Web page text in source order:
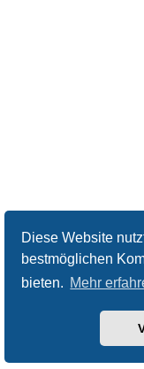
Diese Website
bestmöglichen
bieten. Mehr